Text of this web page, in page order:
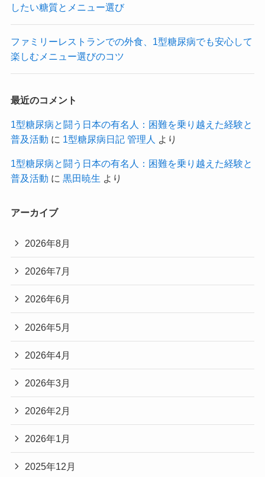
したい糖質とメニュー選び
ファミリーレストランでの外食、1型糖尿病でも安心して
楽しむメニュー選びのコツ
最近のコメント
1型糖尿病と闘う日本の有名人：困難を乗り越えた経験と
普及活動 に 1型糖尿病日記 管理人 より
1型糖尿病と闘う日本の有名人：困難を乗り越えた経験と
普及活動 に 黒田暁生 より
アーカイブ
2026年8月
2026年7月
2026年6月
2026年5月
2026年4月
2026年3月
2026年2月
2026年1月
2025年12月